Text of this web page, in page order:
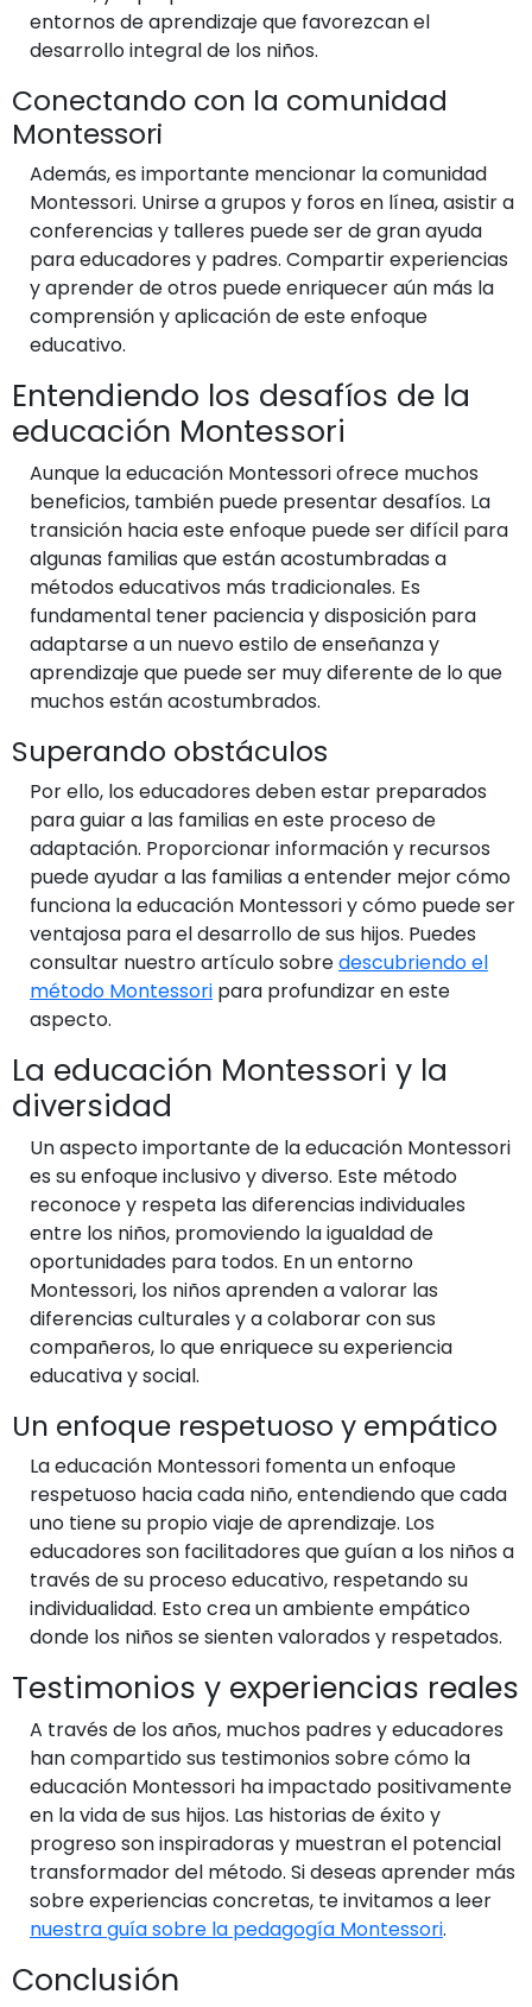
entornos de aprendizaje que favorezcan el
desarrollo integral de los niños.
Conectando con la comunidad
Montessori
Además, es importante mencionar la comunidad
Montessori. Unirse a grupos y foros en línea, asistir a
conferencias y talleres puede ser de gran ayuda
para educadores y padres. Compartir experiencias
y aprender de otros puede enriquecer aún más la
comprensión y aplicación de este enfoque
educativo.
Entendiendo los desafíos de la
educación Montessori
Aunque la educación Montessori ofrece muchos
beneficios, también puede presentar desafíos. La
transición hacia este enfoque puede ser difícil para
algunas familias que están acostumbradas a
métodos educativos más tradicionales. Es
fundamental tener paciencia y disposición para
adaptarse a un nuevo estilo de enseñanza y
aprendizaje que puede ser muy diferente de lo que
muchos están acostumbrados.
Superando obstáculos
Por ello, los educadores deben estar preparados
para guiar a las familias en este proceso de
adaptación. Proporcionar información y recursos
puede ayudar a las familias a entender mejor cómo
funciona la educación Montessori y cómo puede ser
ventajosa para el desarrollo de sus hijos. Puedes
consultar nuestro artículo sobredescubriendo el
método Montessori para profundizar en este
aspecto.
La educación Montessori y la
diversidad
Un aspecto importante de la educación Montessori
es su enfoque inclusivo y diverso. Este método
reconoce y respeta las diferencias individuales
entre los niños, promoviendo la igualdad de
oportunidades para todos. En un entorno
Montessori, los niños aprenden a valorar las
diferencias culturales y a colaborar con sus
compañeros, lo que enriquece su experiencia
educativa y social.
Un enfoque respetuoso y empático
La educación Montessori fomenta un enfoque
respetuoso hacia cada niño, entendiendo que cada
uno tiene su propio viaje de aprendizaje. Los
educadores son facilitadores que guían a los niños a
través de su proceso educativo, respetando su
individualidad. Esto crea un ambiente empático
donde los niños se sienten valorados y respetados.
Testimonios y experiencias reales
A través de los años, muchos padres y educadores
han compartido sus testimonios sobre cómo la
educación Montessori ha impactado positivamente
en la vida de sus hijos. Las historias de éxito y
progreso son inspiradoras y muestran el potencial
transformador del método. Si deseas aprender más
sobre experiencias concretas, te invitamos a leer
nuestra guía sobre la pedagogía Montessori.
Conclusión